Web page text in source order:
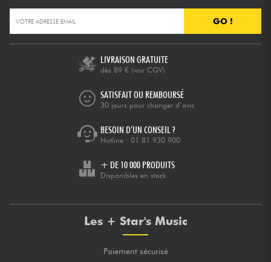
GO !
LIVRAISON GRATUITE
dès 89 € (voir CGV)
SATISFAIT OU REMBOURSÉ
30 jours pour changer d’avis
BESOIN D’UN CONSEIL ?
Hotline : 01 81 930 900
+ DE 10 000 PRODUITS
Disponibles en stock
Les + Star's Music
Paiement sécurisé